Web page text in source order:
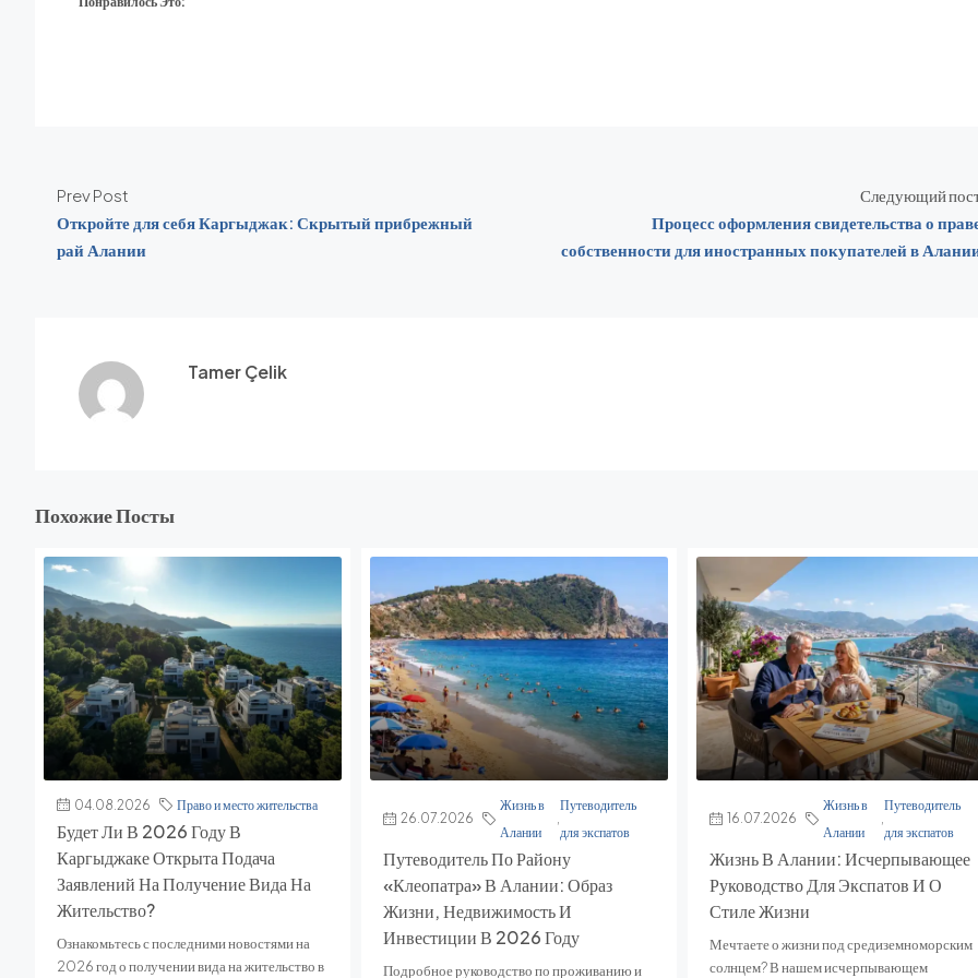
Prev Post
Откройте для себя Каргыджак: Скрытый прибрежный
рай Алании
Следующий
Процесс оформления свидетельства о
собственности для иностранных покупателей в
Tamer Çelik
Похожие Посты
04.08.2026 Право и место жительства
Будет Ли В 2026 Году В
Каргыджаке Открыта Подача
Заявлений На Получение Вида На
Жительство?
Ознакомьтесь с последними новостями на
2026 год о получении вида на жительство в
26.07.2026
Жизнь в
Алании
,
Путеводитель
для экспатов
Путеводитель По Району
«Клеопатра» В Алании: Образ
Жизни, Недвижимость И
Инвестиции В 2026 Году
Подробное руководство по проживанию и
16.07.2026
Жизнь в
Алании
,
Путеводитель
для экспатов
Жизнь В Алании: Исчерпывающее
Руководство Для Экспатов И О
Стиле Жизни
Мечтаете о жизни под средиземноморским
солнцем? В нашем исчерпывающем